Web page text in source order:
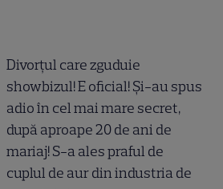
Divorțul care zguduie
showbizul! E oficial! Și-au spus
adio în cel mai mare secret,
după aproape 20 de ani de
mariaj! S-a ales praful de
cuplul de aur din industria de